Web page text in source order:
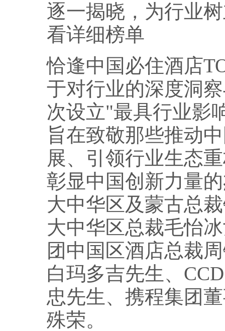
逐一揭晓，为行业
看详细榜单
恰逢中国必住酒店
于对行业的深度洞
次设立"最具行业影
旨在致敬那些推动
展、引领行业生态
彰显中国创新力量
大中华区及蒙古总
大中华区总裁毛怡
团中国区酒店总裁
白玛多吉先生、
忠先生、携程集团
殊荣。